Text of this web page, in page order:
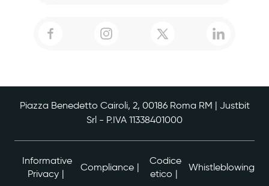
Piazza Benedetto Cairoli, 2, 00186 Roma RM | Justbit
Srl - P.IVA 11338401000
Informative
Privacy
Compliance
Codice
etico
Whistleblowing